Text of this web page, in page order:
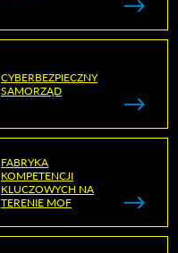
CYBERBEZPIECZNY
SAMORZĄD
FABRYKA
KOMPETENCJI
KLUCZOWYCH NA
TERENIE MOF